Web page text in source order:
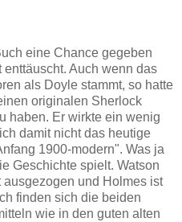
eine Chance gegeben
Auch wenn das
als Doyle stammt, so hatte
originalen Sherlock
haben. Er wirkte ein wenig
damit nicht das heutige
1900-modern". Was ja
Geschichte spielt. Watson
und Holmes ist
finden sich die beiden
wie in den guten alten